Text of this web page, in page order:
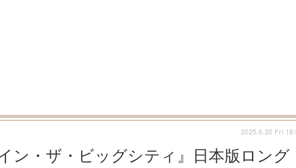
ン・ザ・ビッグシティ』日本版ロング
2025.6.20 Fri